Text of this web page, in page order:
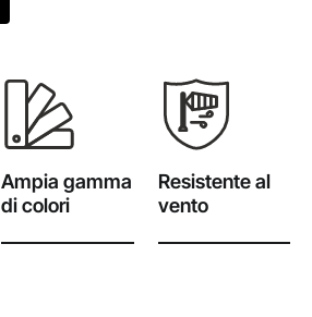
Ampia gamma
di colori
Resistente al
vento